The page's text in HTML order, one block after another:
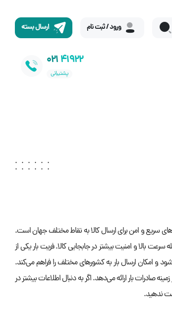
ورود / ثبت نام ارسال بسته
02141922
پشتیبانی
سریع و امن برای ارسال کالا به نقاط مختلف جهان است.
سرعت بالا و امنیت بیشتر در جابجایی کالا. فریت بار یکی از
و امکان ارسال بار به کشورهای مختلف را فراهم می‌کند.
صادرات بار ارائه می‌دهد. اگر به دنبال اطلاعات بیشتر در
ندهید.